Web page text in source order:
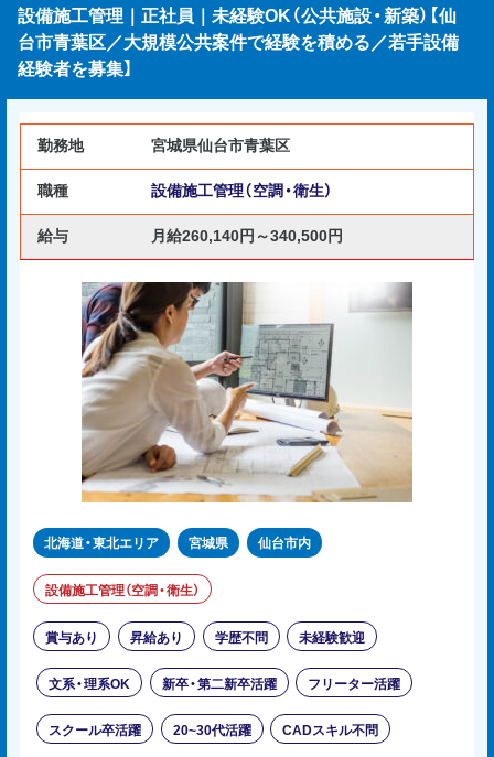
設備施工管理｜正社員｜未経験OK（公共施設・新築）【仙
台市青葉区／大規模公共案件で経験を積める／若手設備
経験者を募集】
勤務地 宮城県仙台市青葉区
職種 設備施工管理（空調・衛生）
給与 月給260,140円～340,500円
北海道・東北エリア 宮城県 仙台市内
設備施工管理（空調・衛生）
賞与あり 昇給あり 学歴不問 未経験歓迎
文系・理系OK 新卒・第二新卒活躍 フリーター活躍
スクール卒活躍 20~30代活躍 CADスキル不問